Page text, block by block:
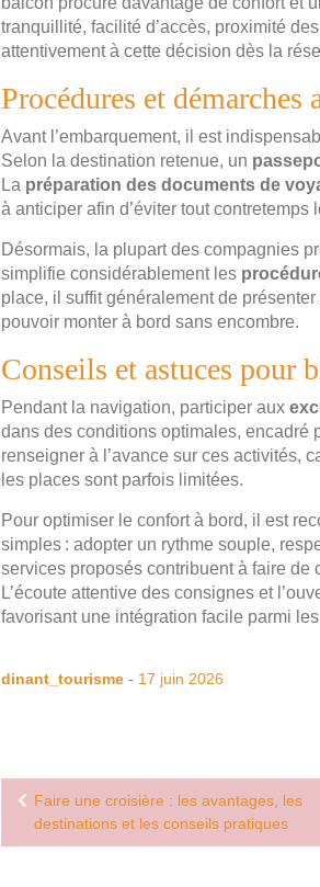
tranquillité, facilité d’accès, proximité
attentivement à cette décision dès la
Procédures et
Avant l’embarquement, il est
Selon la destination retenue, un
La préparation des documents de
à anticiper afin d’éviter tout contretemps
Désormais, la plupart des compagnies
simplifie considérablement les
place, il suffit généralement de
pouvoir monter à bord sans encombre.
Conseils et astuces pour
Pendant la navigation, participer aux
dans des conditions optimales, encadré
renseigner à l’avance sur ces activités,
les places sont parfois limitées.
Pour optimiser le confort à bord, il est
simples : adopter un rythme souple,
services proposés contribuent à faire de
L’écoute attentive des consignes et
favorisant une intégration facile parmi
dinant_tourisme - 17 juin 2026
Navigation
Faire une croisière : les avantages, les
destinations et les conseils pratiques